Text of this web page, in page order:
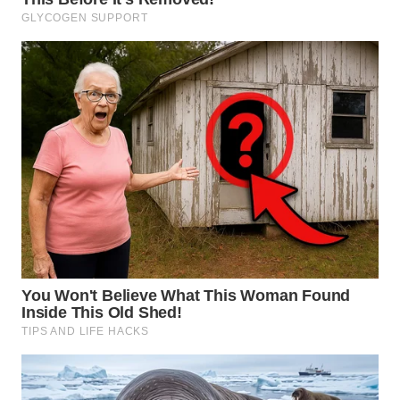
MALUKU
WN
MALUT
WN
DAIRI
WN
DANAU
TOBA
WN
NIAS
WN